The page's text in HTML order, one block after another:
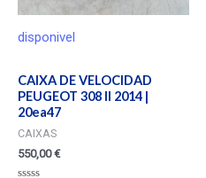
disponivel
CAIXA DE VELOCIDAD
PEUGEOT 308 II 2014 |
20ea47
CAIXAS
550,00€